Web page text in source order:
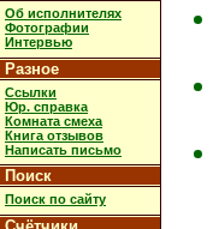
Об исполнителях
Фотографии
Интервью
Разное
Ссылки
Юр. справка
Комната смеха
Книга отзывов
Написать письмо
Поиск
Поиск по сайту